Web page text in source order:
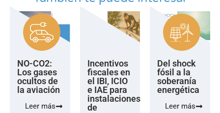
NO-CO2:
Los gases
ocultos de
la aviación
Leer más
Incentivos
fiscales en
el IBI, ICIO
e IAE para
instalaciones
de
Del shock
fósil a la
soberanía
energética
Leer más